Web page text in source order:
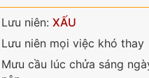
Lưu niên: XẤU
Lưu niên mọi việc khó thay
Mưu cầu lúc chửa sáng